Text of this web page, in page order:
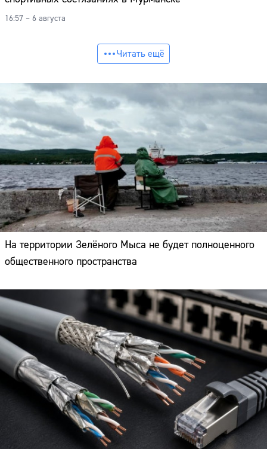
16:57 – 6 августа
Читать ещё
На территории Зелёного Мыса не будет полноценного
общественного пространства